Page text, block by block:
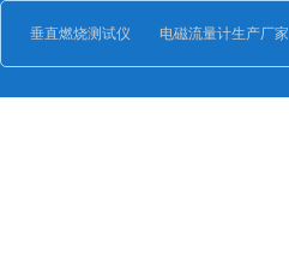
垂直燃烧测试仪 电磁流量计生产厂家